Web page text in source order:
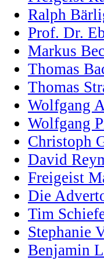
Ralph
Prof. Dr.
Markus
Thomas
Thomas
Wolfgang
Wolfgang
Christoph
David
Freigeist
Die
Tim
Stephanie
Benjamin